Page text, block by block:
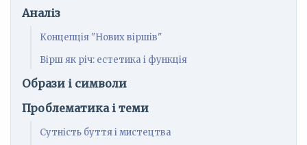
Аналіз
Концепція "Нових віршів"
Вірш як річ: естетика і функція
Образи і символи
Проблематика і теми
Сутність буття і мистецтва